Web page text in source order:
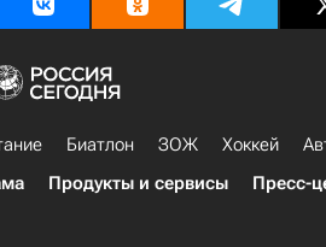
Биатлон ЗОЖ Хоккей
Продукты и сервисы Пресс-